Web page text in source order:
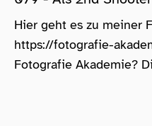
Hier geht es zu meiner
https://fotografie-
Fotografie Akademie?